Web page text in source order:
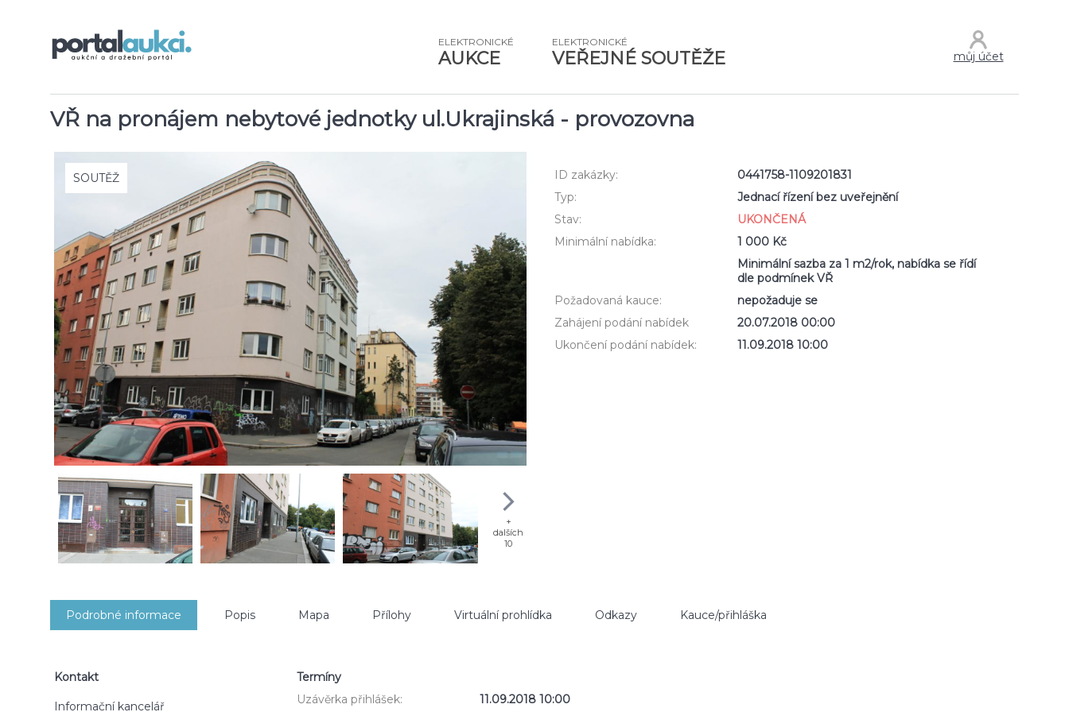
VŘ na pronájem nebytové jednotky ul.Ukrajinská - provozovna
SOUTĚŽ
+
dalších
10
ID zakázky:
0441758-1109201831
Typ:
Jednací řízení bez uveřejnění
Stav:
UKONČENÁ
Minimální nabídka:
1 000 Kč
Minimální sazba za 1 m2/rok, nabídka se řídí
dle podmínek VŘ
Požadovaná kauce:
nepožaduje se
Zahájení podání nabídek
20.07.2018 00:00
Ukončení podání nabídek:
11.09.2018 10:00
Podrobné informace Popis Mapa Přílohy Virtuální prohlídka Odkazy Kauce/přihláška
Kontakt
Informační kancelář
Termíny
Uzávěrka přihlášek:
11.09.2018 10:00
ELEKTRONICKÉ
AUKCE
ELEKTRONICKÉ
VEŘEJNÉ SOUTĚŽE můj účet